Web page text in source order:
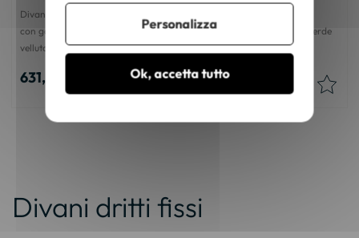
Divano a 3 posti "Hasting" ocra
con gambe in metallo e tocco di
velluto
631,86 €
"Pueblo" in velluto a coste verde
kaki
660,83 €
Divani dritti fissi
Ok, accetta tutto
Personalizza